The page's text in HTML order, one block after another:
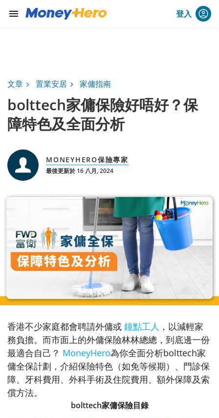
menu 登入
文章 置業安居 家傭指南
bolttech家傭保險好唔好？保
障特色及全面分析
MONEYHERO保險專家
最後更新於 16 八月, 2024
香港不少家庭都會聘請外傭或 鐘點工人 ，以減輕家
務負擔。而市面上的外傭保險林林總總，到底邊一份
最適合自己？ MoneyHero為你全面分析bolttech家
傭全保計劃，介紹保險特色（如免等候期）、門診保
障、牙科費用、外科手術及住院費用、額外保障及索
償方法。
bolttech家傭保險目錄